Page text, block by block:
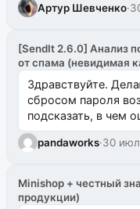
Артур Шевченко·
[SendIt 2.6.0] Анализ
от спама (невидимая
Здравствуйте.
сбросом пароля
подсказать, в чем
одноименном
pandaworks·30
Minishop + честный
продукции)